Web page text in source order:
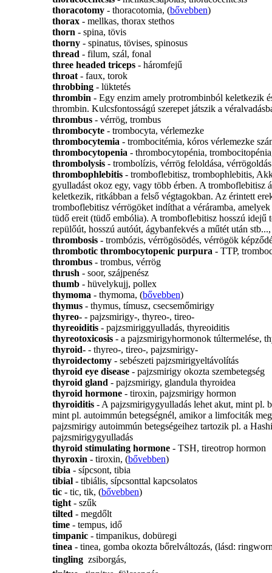
thoracotomy- thoracotomia, (bővebben)
thorax- mellkas, thorax stethos
thorn - spina, tövis
thorny- spinatus, tövises, spinosus
thread - filum, szál, fonal
three headed triceps- háromfejű
throat- faux, torok
throbbing- lüktetés
thrombin - Egy enzim amely protrombinból keletkezik
thrombin. Kulcsfontosságú szerepet játszik a
thrombus- vérrög, trombus
thrombocyte- trombocyta, vérlemezke
thrombocytemia - trombocitémia, kóros vérlemezke
thrombocytopenia - thrombocytopénia,
thrombolysis- trombolízis, vérrög feloldása, vérrögoldás
thrombophlebitis - tromboflebitisz, trombophlebitis,
gyulladást okoz egy, vagy több érben. A tromboflebitisz
keletkezik, ritkábban a felső végtagokban. Az érintett
tromboflebitisz vérrögöket indíthat a véráramba,
tüdő ereit (tüdő embólia). A tromboflebitisz hosszú idejű
repülőút, hosszú autóút, ágybanfekvés a műtét után stb...,
thrombosis- trombózis, vérrögösödés, vérrögök
thrombotic thrombocytopenic purpura - TTP,
thrombus- trombus, vérrög
thrush - soor, szájpenész
thumb- hüvelykujj, pollex
thymoma - thymoma, (bővebben)
thymus- thymus, tímusz, csecsemőmirigy
thyreo-- pajzsmirigy-, thyreo-, tireo-
thyreoiditis- pajzsmiriggyulladás, thyreoiditis
thyreotoxicosis- a pajzsmirigyhormonok túltermelése,
thyroid-- thyreo-, tireo-, pajzsmirigy-
thyroidectomy- sebészeti pajzsmirigyeltávolítás
thyroid eye disease- pajzsmirigy okozta szembetegség
thyroid gland - pajzsmirigy, glandula thyroidea
thyroid hormone- tiroxin, pajzsmirigy hormon
thyroiditis- A pajzsmirigygyulladás lehet akut, mint pl.
mint pl. autoimmún betegségnél, amikor a limfociták
pajzsmirigy autoimmún betegségeihez tartozik pl. a
pajzsmirigygyulladás
thyroid stimulating hormone- TSH, tireotrop hormon
thyroxin - tiroxin, (bővebben)
tibia - sípcsont, tibia
tibial- tibiális, sípcsonttal kapcsolatos
tic- tic, tik, (bővebben)
tight- szűk
tilted - megdőlt
time- tempus, idő
timpanic- timpanikus, dobüregi
tinea - tinea, gomba okozta bőrelváltozás, (lásd:
tingling zsiborgás,